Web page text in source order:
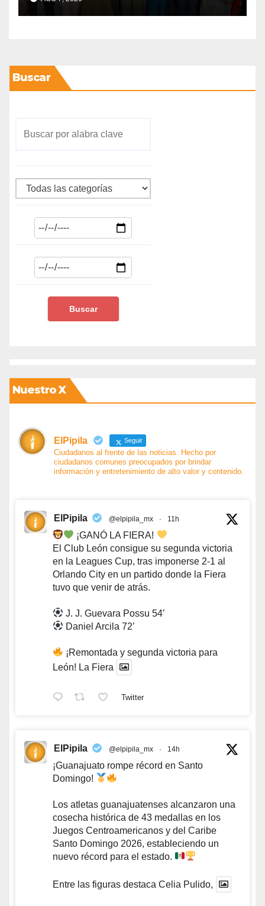
Buscar
Nuestro X
ElPipila Seguir
Ciudadanos al frente de las noticias. Hecho por
ciudadanos comunes preocupados por brindar
información y entretenimiento de alto valor y contenido.
ElPipila @elpipila_mx · 11h
¡GANÓ LA FIERA!
El Club León consigue su segunda victoria
en la Leagues Cup, tras imponerse 2-1 al
Orlando City en un partido donde la Fiera
tuvo que venir de atrás.
J. J. Guevara Possu 54’
Daniel Arcila 72’
¡Remontada y segunda victoria para
León! La Fiera
Twitter
ElPipila @elpipila_mx · 14h
¡Guanajuato rompe récord en Santo
Domingo!
Los atletas guanajuatenses alcanzaron una
cosecha histórica de 43 medallas en los
Juegos Centroamericanos y del Caribe
Santo Domingo 2026, estableciendo un
nuevo récord para el estado.
Entre las figuras destaca Celia Pulido,